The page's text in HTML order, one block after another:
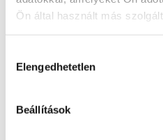
Ön által használt más
kiválasztása
Elengedhetetlen
Beállítások
Szélesség: 223 cm
Paraméterek